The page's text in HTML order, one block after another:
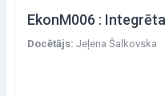
Docētājs: Jeļena Šalkovska